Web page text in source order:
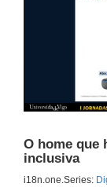
O home que
inclusiva
i18n.one.Series: